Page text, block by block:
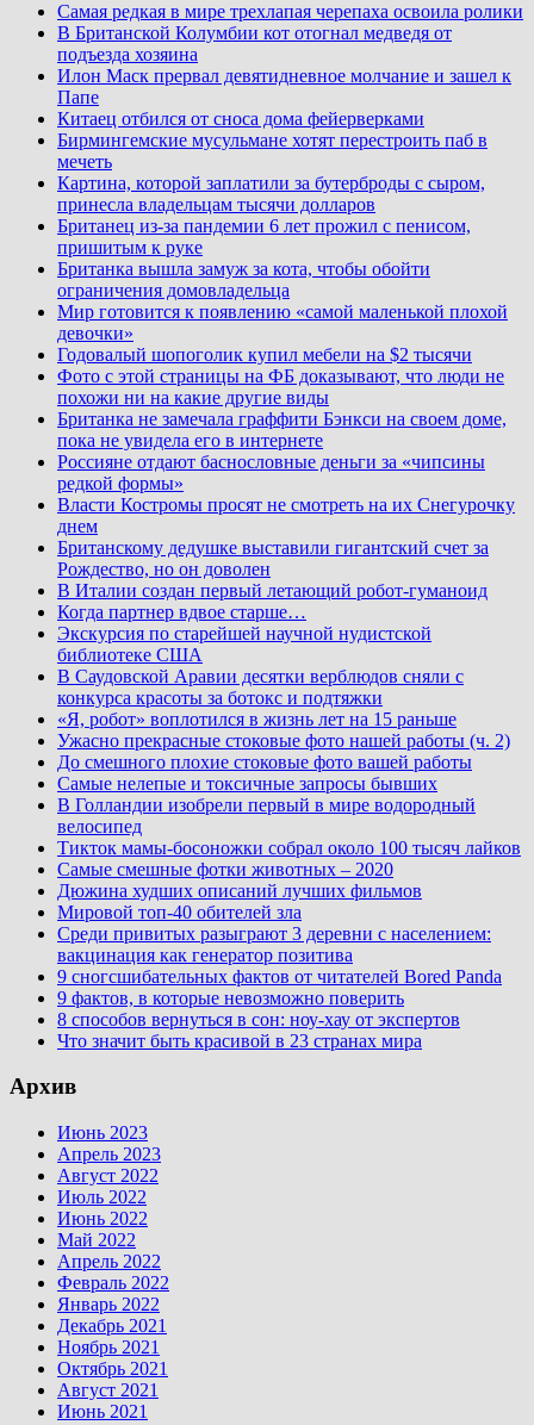
Самая редкая в мире трехлапая черепаха освоила ролики
В Британской Колумбии кот отогнал медведя от
подъезда хозяина
Илон Маск прервал девятидневное молчание и зашел к
Папе
Китаец отбился от сноса дома фейерверками
Бирмингемские мусульмане хотят перестроить паб в
мечеть
Картина, которой заплатили за бутерброды с сыром,
принесла владельцам тысячи долларов
Британец из-за пандемии 6 лет прожил с пенисом,
пришитым к руке
Британка вышла замуж за кота, чтобы обойти
ограничения домовладельца
Мир готовится к появлению «самой маленькой плохой
девочки»
Годовалый шопоголик купил мебели на $2 тысячи
Фото с этой страницы на ФБ доказывают, что люди не
похожи ни на какие другие виды
Британка не замечала граффити Бэнкси на своем доме,
пока не увидела его в интернете
Россияне отдают баснословные деньги за «чипсины
редкой формы»
Власти Костромы просят не смотреть на их Снегурочку
днем
Британскому дедушке выставили гигантский счет за
Рождество, но он доволен
В Италии создан первый летающий робот-гуманоид
Когда партнер вдвое старше…
Экскурсия по старейшей научной нудистской
библиотеке США
В Саудовской Аравии десятки верблюдов сняли с
конкурса красоты за ботокс и подтяжки
«Я, робот» воплотился в жизнь лет на 15 раньше
Ужасно прекрасные стоковые фото нашей работы (ч. 2)
До смешного плохие стоковые фото вашей работы
Самые нелепые и токсичные запросы бывших
В Голландии изобрели первый в мире водородный
велосипед
Тикток мамы-босоножки собрал около 100 тысяч лайков
Самые смешные фотки животных – 2020
Дюжина худших описаний лучших фильмов
Мировой топ-40 обителей зла
Среди привитых разыграют 3 деревни с населением:
вакцинация как генератор позитива
9 сногсшибательных фактов от читателей Bored Panda
9 фактов, в которые невозможно поверить
8 способов вернуться в сон: ноу-хау от экспертов
Что значит быть красивой в 23 странах мира
Архив
Июнь 2023
Апрель 2023
Август 2022
Июль 2022
Июнь 2022
Май 2022
Апрель 2022
Февраль 2022
Январь 2022
Декабрь 2021
Ноябрь 2021
Октябрь 2021
Август 2021
Июнь 2021